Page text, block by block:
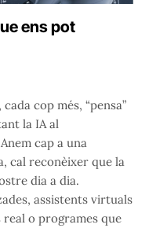
ens pot
cop més, “pensa”
la IA al
cap a una
cal reconèixer que la
dia a dia.
assistents virtuals
o programes que